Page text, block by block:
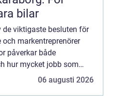
bilar
viktigaste besluten för
markentreprenörer
påverkar både
hur mycket jobb som
Klimatet i Norrland
06 augusti 2026